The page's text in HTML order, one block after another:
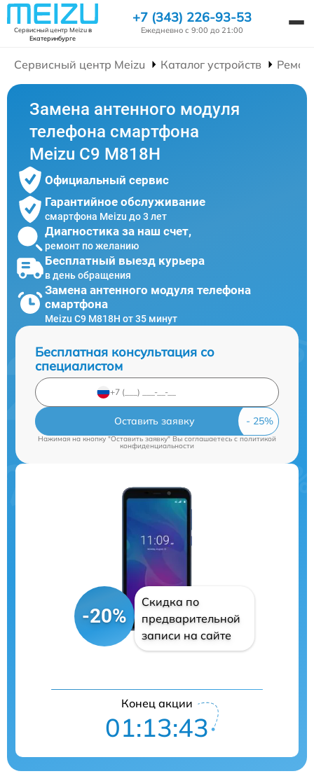
Сервисный центр Meizuв
Екатеринбурге
+7 (343) 226-93-53
Ежедневно с 9:00 до 21:00
Сервисный центр Meizu Каталог устройств
Замена антенного модуля
телефона смартфона
Meizu C9 M818H
Официальный сервис
Гарантийное обслуживание
смартфона Meizu до 3 лет
Диагностика за наш счет,
ремонт по желанию
Бесплатный выезд курьера
в день обращения
Замена антенного модуля телефона
смартфона
Meizu C9 M818H от 35 минут
Бесплатная консультация со
специалистом
Оставить заявку
Нажимая на кнопку "Оставить заявку" Вы соглашаетесь cполитикой
конфиденциальности
-20%
Скидка по
предварительной
записи на сайте
Конец акции
01:13:42